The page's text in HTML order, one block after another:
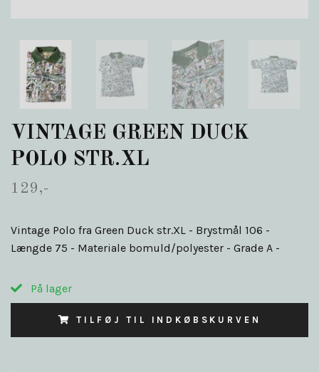
VINTAGE GREEN DUCK
POLO STR.XL
129,-
Vintage Polo fra Green Duck str.XL - Brystmål 106 -
Længde 75 - Materiale bomuld/polyester - Grade A -
På lager
TILFØJ TIL INDKØBSKURVEN